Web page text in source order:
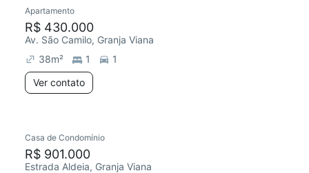
Apartamento
R$ 430.000
Av. São Camilo, Granja Viana
38m² 1
1
Ver contato
Casa de Condomínio
R$ 901.000
Estrada Aldeia, Granja Viana